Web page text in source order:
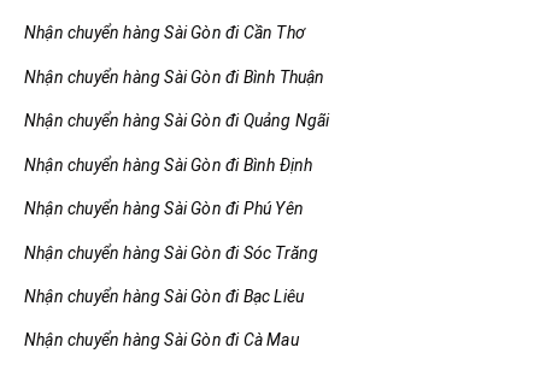
Nhận chuyển hàng Sài Gòn đi Cần Thơ
Nhận chuyển hàng Sài Gòn đi Bình Thuận
Nhận chuyển hàng Sài Gòn đi Quảng Ngãi
Nhận chuyển hàng Sài Gòn đi Bình Định
Nhận chuyển hàng Sài Gòn đi Phú Yên
Nhận chuyển hàng Sài Gòn đi Sóc Trăng
Nhận chuyển hàng Sài Gòn đi Bạc Liêu
Nhận chuyển hàng Sài Gòn đi Cà Mau